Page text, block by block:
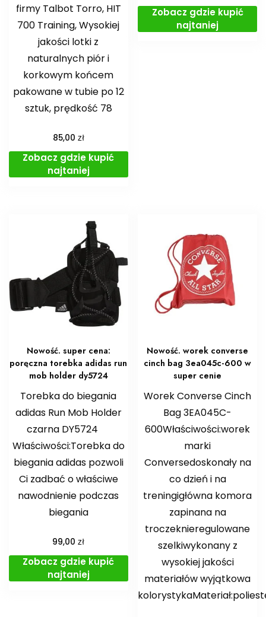
firmy Talbot Torro, HIT
700 Training, Wysokiej
jakości lotki z
naturalnych piór i
korkowym końcem
pakowane w tubie po 12
sztuk, prędkość 78
85,00 zł
Zobacz gdzie kupić
najtaniej
Zobacz gdzie kupić
najtaniej
Nowość. super cena:
poręczna torebka adidas run
mob holder dy5724
Torebka do biegania
adidas Run Mob Holder
czarna DY5724
Właściwości:Torebka do
biegania adidas pozwoli
Ci zadbać o właściwe
nawodnienie podczas
biegania
99,00zł
Zobacz gdzie kupić
najtaniej
Nowość. worek converse
cinch bag 3ea045c-600 w
super cenie
Worek Converse Cinch
Bag 3EA045C-
600Właściwości:worek
marki
Conversedoskonały na
co dzień i na
treningigłówna komora
zapinana na
troczeknieregulowane
szelkiwykonany z
wysokiej jakości
materiałów wyjątkowa